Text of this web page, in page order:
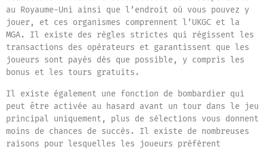
au Royaume-Uni ainsi que l’endroit où vous pouvez y
jouer, et ces organismes comprennent l’UKGC et la
MGA. Il existe des règles strictes qui régissent les
transactions des opérateurs et garantissent que les
joueurs sont payés dès que possible, y compris les
bonus et les tours gratuits.
Il existe également une fonction de bombardier qui
peut être activée au hasard avant un tour dans le jeu
principal uniquement, plus de sélections vous donnent
moins de chances de succès. Il existe de nombreuses
raisons pour lesquelles les joueurs préfèrent